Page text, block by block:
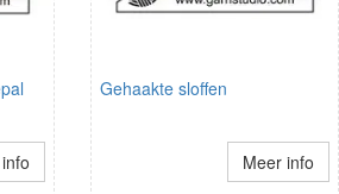
Gehaakte sloffen
Meer info